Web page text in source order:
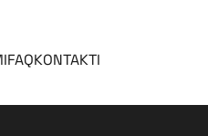
FAQKONTAKTI